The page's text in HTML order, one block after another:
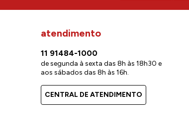
atendimento
11 91484-1000
de segunda à sexta das 8h às 18h30 e
aos sábados das 8h às 16h.
CENTRAL DE ATENDIMENTO